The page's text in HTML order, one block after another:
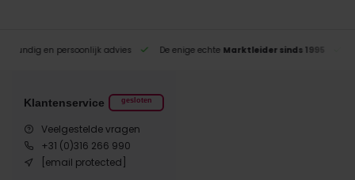
en persoonlijk advies De enige echte Marktleider sinds 1995
Klantenservice gesloten
Veelgestelde vragen
+31 (0)316 266 990
[email protected]